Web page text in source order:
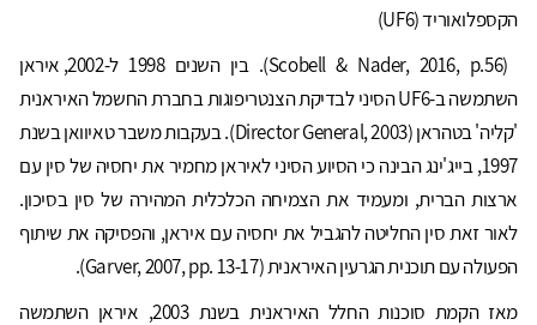
הקספלואוריד (UF6)
(Scobell & Nader, 2016, p.56). בין השנים 1998 ל-2002, איראן
השתמשה ב-UF6 הסיני לבדיקת הצנטריפוגות בחברת החשמל האיראנית
'קליה' בטהראן (Director General, 2003). בעקבות משבר טאיוואן בשנת
1997, בייג'ינג הבינה כי הסיוע הסיני לאיראן מחמיר את יחסיה של סין עם
ארצות הברית, ומעמיד את הצמיחה הכלכלית המהירה של סין בסיכון.
לאור זאת סין החליטה להגביל את יחסיה עם איראן, והפסיקה את שיתוף
הפעולה עם תוכנית הגרעין האיראנית (Garver, 2007, pp. 13-17).
מאז הקמת סוכנות החלל האיראנית בשנת 2003, איראן השתמשה